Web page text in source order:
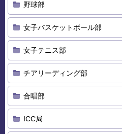
野球部
女子バスケットボール部
女子テニス部
チアリーディング部
合唱部
ICC局